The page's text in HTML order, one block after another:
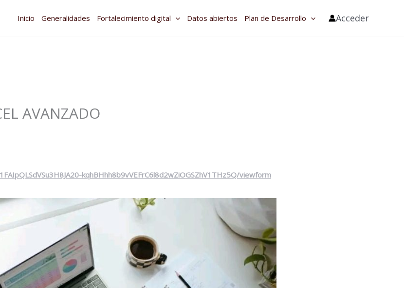
Inicio Generalidades Fortalecimiento digital Datos abiertos Plan de Desarrollo Acceder
AVANZADO
kqhBHhh8b9vVEFrC6l8d2wZiOGSZhV1THz5Q/viewform